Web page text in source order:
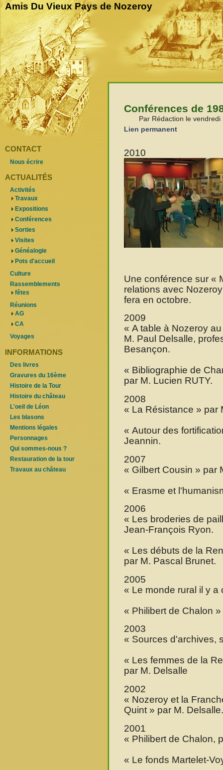
Amis Du Vieux Pays de Nozeroy
Conférences de
Par Rédaction le
Lien permanent
2010
Une conférence sur «
relations avec
fera en octobre.
2009
« A table à Nozeroy
M. Paul Delsalle,
Besançon.
« Bibliographie de
par M. Lucien RUTY.
2008
« La Résistance » par
« Autour des
Jeannin.
2007
« Gilbert Cousin » par
« Erasme et
2006
« Les broderies de
Jean-François Ryon.
« Les débuts de la
par M. Pascal Brunet.
2005
« Le monde rural il y a
« Philibert de Chalon
2003
« Sources d'archives,
« Les femmes de la
par M. Delsalle
2002
« Nozeroy et la
Quint » par M. Delsalle.
2001
« Philibert de Chalon,
« Le fonds Martelet-
CONTACT
Nous écrire
ACTUALITÉS
Activités
Travaux
Expositions
Conférences
Sorties
Visites
Généalogie
Pots d'accueil
Culture
Rassemblements
fêtes
Réunions
AG
CA
Voyages
INFORMATIONS
Des livres
Gravures du 16ème
Histoire de la Tour
Histoire du château
L'oeil de Léon
Les blasons
Mentions légales
Personnages
Qui sommes-nous ?
Restauration de la tour
Travaux au château